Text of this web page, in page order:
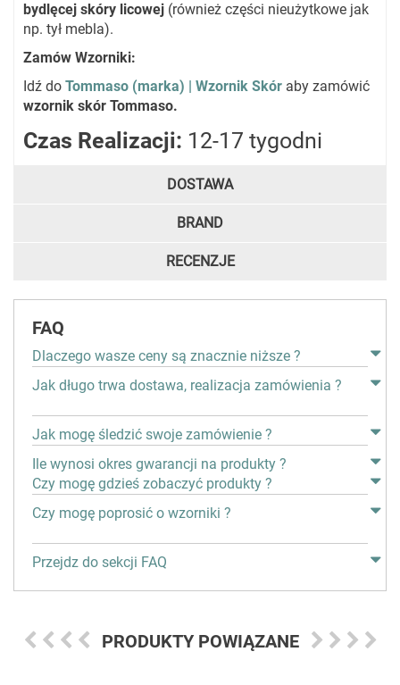
bydlęcej skóry licowej (również części nieużytkowe jak
np. tył mebla).
Zamów Wzorniki:
Idź do Tommaso (marka) | Wzornik Skór aby zamówić
wzornik skór Tommaso.
Czas Realizacji: 12-17 tygodni
DOSTAWA
BRAND
RECENZJE
FAQ
Dlaczego wasze ceny są znacznie niższe ?
Jak długo trwa dostawa, realizacja zamówienia ?
Jak mogę śledzić swoje zamówienie ?
Ile wynosi okres gwarancji na produkty ?
Czy mogę gdzieś zobaczyć produkty ?
Czy mogę poprosić o wzorniki ?
Przejdz do sekcji FAQ
PRODUKTY POWIĄZANE